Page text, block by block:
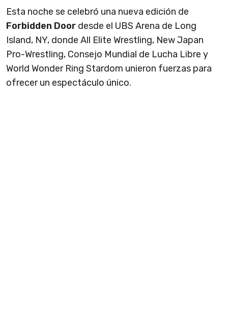
Esta noche se celebró una nueva edición de
Forbidden Door desde el UBS Arena de Long
Island, NY, donde All Elite Wrestling, New Japan
Pro-Wrestling, Consejo Mundial de Lucha Libre y
World Wonder Ring Stardom unieron fuerzas para
ofrecer un espectáculo único.